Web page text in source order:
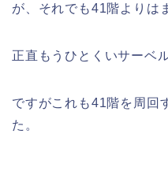
が、それでも41階よりは
正直もうひとくいサーベ
ですがこれも41階を周回
た。